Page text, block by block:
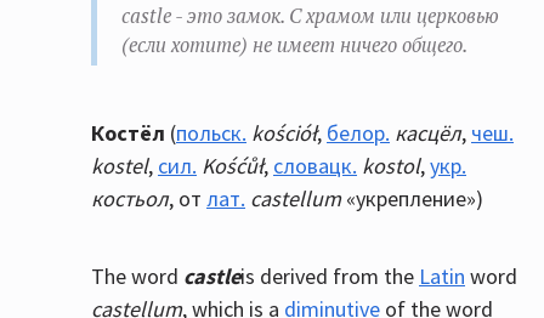
castle - это замок. С храмом или церковью
(если хотите) не имеет ничего общего.
Костёл (польск. kościół, белор. касцёл, чеш.
kostel, сил. Kośćůł, словацк. kostol,укр.
костьол, от лат. castellum«укрепление»)
The word castleis derived from the Latin word
castellum, which is a diminutive of the word